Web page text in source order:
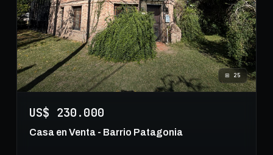
⊞ 25
US$ 230.000
Casa en Venta - Barrio Patagonia